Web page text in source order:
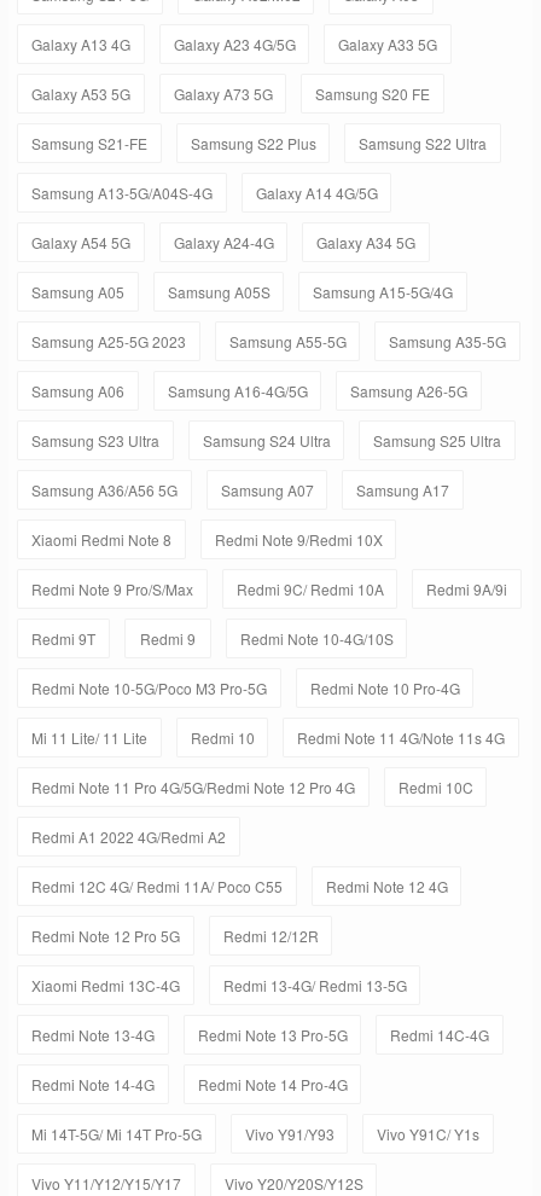
Galaxy A13 4G Galaxy A23 4G/5G Galaxy A33 5G
Galaxy A53 5G Galaxy A73 5G Samsung S20 FE
Samsung S21-FE Samsung S22 Plus Samsung S22 Ultra
Samsung A13-5G/A04S-4G Galaxy A14 4G/5G
Galaxy A54 5G Galaxy A24-4G Galaxy A34 5G
Samsung A05 Samsung A05S Samsung A15-5G/4G
Samsung A25-5G 2023 Samsung A55-5G Samsung A35-5G
Samsung A06 Samsung A16-4G/5G Samsung A26-5G
Samsung S23 Ultra Samsung S24 Ultra Samsung S25 Ultra
Samsung A36/A56 5G Samsung A07 Samsung A17
Xiaomi Redmi Note 8 Redmi Note 9/Redmi 10X
Redmi Note 9 Pro/S/Max Redmi 9C/ Redmi 10A Redmi 9A/9i
Redmi 9T Redmi 9 Redmi Note 10-4G/10S
Redmi Note 10-5G/Poco M3 Pro-5G Redmi Note 10 Pro-4G
Mi 11 Lite/ 11 Lite Redmi 10 Redmi Note 11 4G/Note 11s 4G
Redmi Note 11 Pro 4G/5G/Redmi Note 12 Pro 4G Redmi 10C
Redmi A1 2022 4G/Redmi A2
Redmi 12C 4G/ Redmi 11A/ Poco C55 Redmi Note 12 4G
Redmi Note 12 Pro 5G Redmi 12/12R
Xiaomi Redmi 13C-4G Redmi 13-4G/ Redmi 13-5G
Redmi Note 13-4G Redmi Note 13 Pro-5G Redmi 14C-4G
Redmi Note 14-4G Redmi Note 14 Pro-4G
Mi 14T-5G/ Mi 14T Pro-5G Vivo Y91/Y93 Vivo Y91C/ Y1s
Vivo Y11/Y12/Y15/Y17 Vivo Y20/Y20S/Y12S